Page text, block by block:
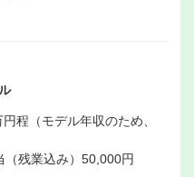
程（モデル年収のため、
残業込み）50,000円